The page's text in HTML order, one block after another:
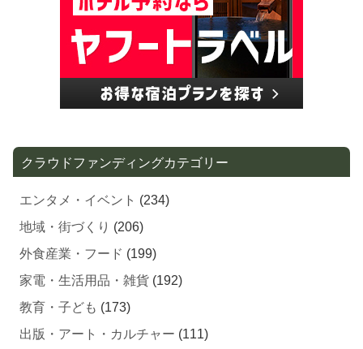
クラウドファンディングカテゴリー
エンタメ・イベント (234)
地域・街づくり (206)
外食産業・フード (199)
家電・生活用品・雑貨 (192)
教育・子ども (173)
出版・アート・カルチャー (111)